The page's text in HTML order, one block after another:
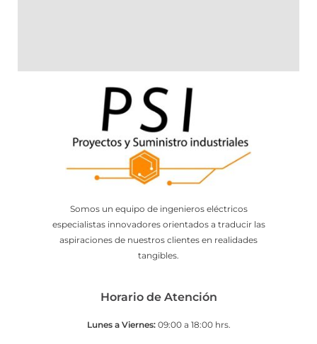
Somos un equipo de ingenieros eléctricos
especialistas innovadores orientados a traducir las
aspiraciones de nuestros clientes en realidades
tangibles.
Horario de Atención
Lunes a Viernes:09:00 a 18:00 hrs.